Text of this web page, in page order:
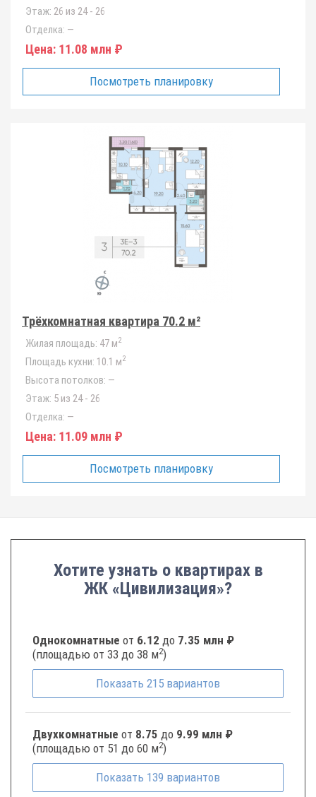
Этаж: 26 из 24 - 26
Отделка: —
Цена: 11.08 млн ₽
Посмотреть планировку
Трёхкомнатная квартира 70.2 м²
Жилая площадь: 47 м2
Площадь кухни: 10.1 м2
Высота потолков: —
Этаж: 5 из 24 - 26
Отделка: —
Цена: 11.09 млн ₽
Посмотреть планировку
Хотите узнать о квартирах в
ЖК «Цивилизация»?
Однокомнатные от 6.12 до 7.35 млн ₽
(площадью от 33 до 38 м2)
Показать 215 вариантов
Двухкомнатные от 8.75 до 9.99 млн ₽
(площадью от 51 до 60 м2)
Показать 139 вариантов